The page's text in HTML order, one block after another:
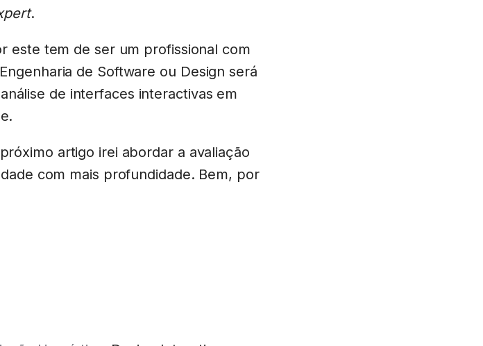
.
este tem de ser um profissional com
de Software ou Design será
de interfaces interactivas em
artigo irei abordar a avaliação
com mais profundidade. Bem, por